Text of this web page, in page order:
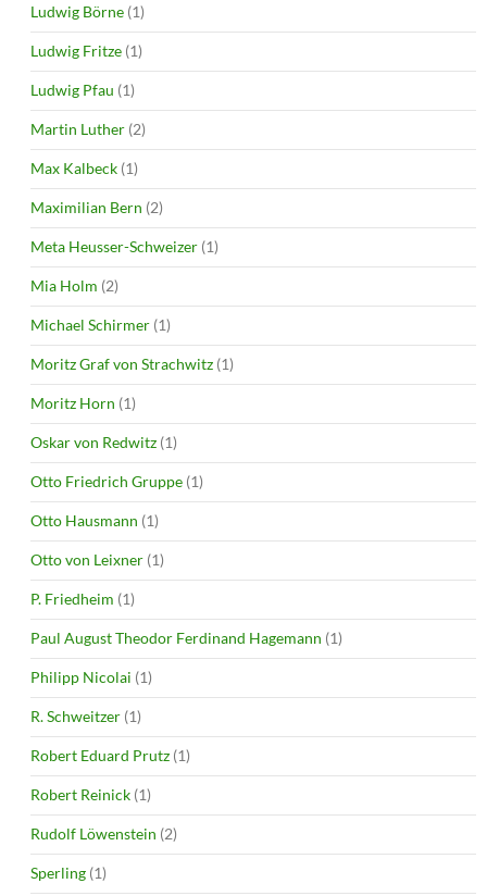
Ludwig Börne (1)
Ludwig Fritze (1)
Ludwig Pfau (1)
Martin Luther (2)
Max Kalbeck (1)
Maximilian Bern (2)
Meta Heusser-Schweizer (1)
Mia Holm (2)
Michael Schirmer (1)
Moritz Graf von Strachwitz (1)
Moritz Horn (1)
Oskar von Redwitz (1)
Otto Friedrich Gruppe (1)
Otto Hausmann (1)
Otto von Leixner (1)
P. Friedheim (1)
Paul August Theodor Ferdinand Hagemann (1)
Philipp Nicolai (1)
R. Schweitzer (1)
Robert Eduard Prutz (1)
Robert Reinick (1)
Rudolf Löwenstein (2)
Sperling (1)